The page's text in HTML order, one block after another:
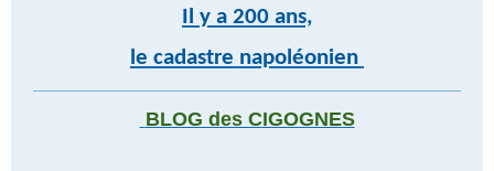
Il y a 200 ans,
le cadastre napoléonien
BLOG des CIGOGNES